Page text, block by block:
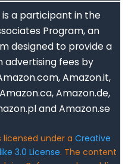
a participant in the
Program, an
designed to provide a
advertising fees by
Amazon.it,
Amazon.de,
and Amazon.se
licensed under aCreative
3.0 License. The content